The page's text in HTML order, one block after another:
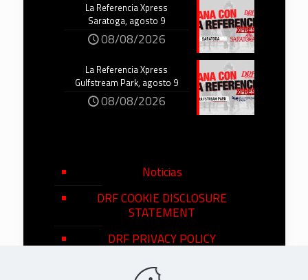
La Referencia Xpress
Saratoga, agosto 9
08/08/2026
La Referencia Xpress
Gulfstream Park, agosto 9
08/08/2026
Noticias
DRF COOKIE DISCLOSURE
STATEMENT
DRF PRIVACY POLICY